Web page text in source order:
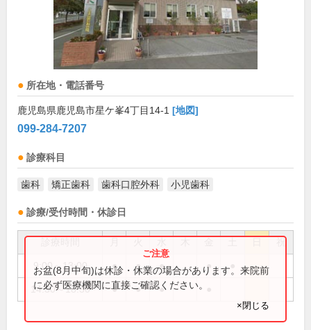
所在地・電話番号
鹿児島県鹿児島市星ケ峯4丁目14-1 [地図]
099-284-7207
診療科目
歯科 矯正歯科 歯科口腔外科 小児歯科
診療/受付時間・休診日
祝
9:00～13:00 ● ● ● ●
14:30～18:30 ● ● ●
お盆(8月中旬)は休診・休業の場合があります。来院前
に必ず医療機関に直接ご確認ください。
×閉じる